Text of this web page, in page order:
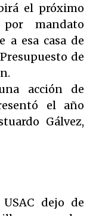
el próximo
mandato
a esa casa de
de
acción de
el año
Gálvez,
dejo de